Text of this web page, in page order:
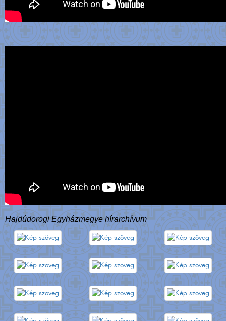
Hajdúdorogi Egyházmegye hírarchívum